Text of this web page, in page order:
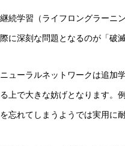
継続学習（ライフロングラーニ
際に深刻な問題となるのが「破
ニューラルネットワークは追加
る上で大きな妨げとなります。
を忘れてしまうようでは実用に